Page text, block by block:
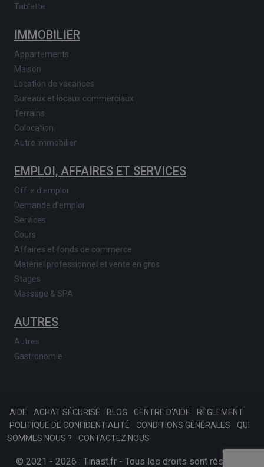
Tablette
IMMOBILIER
Appartements
Maison
Location de vacances
Bureaux et locaux commerciaux
Terrains
Colocation
Autre immobilier
EMPLOI, AFFAIRES ET SERVICES
Offre d'emploi
Demande d'emploi
Services
Cours
Affaires et fonds de commerce
Matériel professionnel et vente en gros
Stages
Massage & SPA
AUTRES
Autres
Gastronomie
AIDE ACHAT SÉCURISÉ BLOG CENTRE D'AIDE
RÈGLEMENT
POLITIQUE DE CONFIDENTIALITÉ
CONDITIONS GÉNÉRALES
QUI
SOMMES NOUS ?
CONTACTEZ NOUS
© 2021 - 2026 : Tinast.fr - Tous les droits sont réservés.